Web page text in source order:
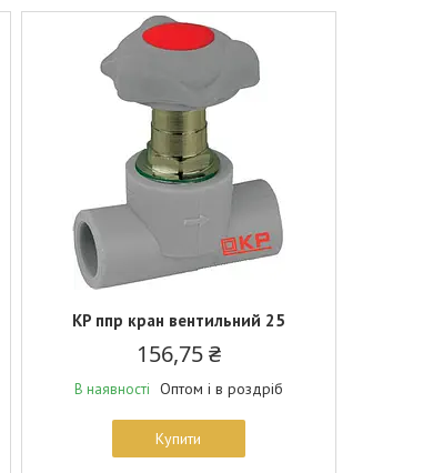
KP ппр кран вентильний 25
156,75 ₴
В наявності Оптом і в роздріб
Купити